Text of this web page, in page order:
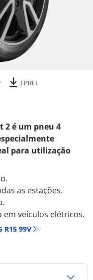
EPREL
2 é um pneu 4
para utilização
as estações.
veículos elétricos.
R15 99V